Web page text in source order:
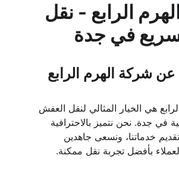
الرابع - نقل
في جدة
شركة الهرم الرابع
هي الخيار المثالي لنقل العفش
في جدة. نحن نتميز بالاحترافية
خدماتنا، ونسعى جاهدين
بأفضل تجربة نقل ممكنة.